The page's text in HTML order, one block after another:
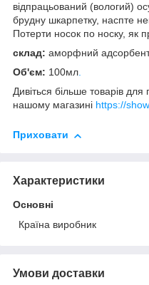
відпрацьований (вологий)
брудну шкарпетку, наспте
Потерти носок по носку, як
склад: аморфний
Об'єм: 100мл.
Дивіться більше товарів для
нашому магазині https://
Приховати
Характеристики
Основні
Країна виробник
Умови доставки